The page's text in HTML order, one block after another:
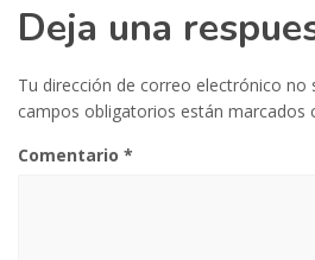
Deja una
Tu dirección de correo electrónico no
campos obligatorios están marcados
Comentario *